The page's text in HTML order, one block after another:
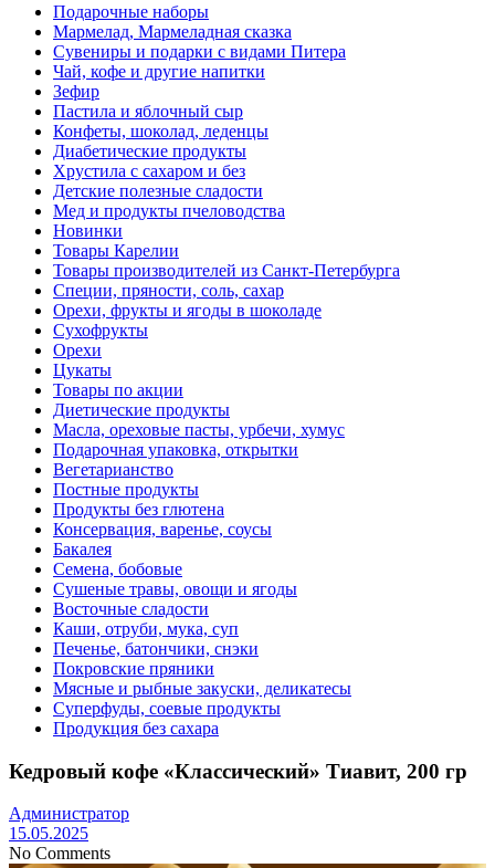
Подарочные наборы
Мармелад, Мармеладная сказка
Сувениры и подарки с видами Питера
Чай, кофе и другие напитки
Зефир
Пастила и яблочный сыр
Конфеты, шоколад, леденцы
Диабетические продукты
Хрустила с сахаром и без
Детские полезные сладости
Мед и продукты пчеловодства
Новинки
Товары Карелии
Товары производителей из Санкт-Петербурга
Специи, пряности, соль, сахар
Орехи, фрукты и ягоды в шоколаде
Сухофрукты
Орехи
Цукаты
Товары по акции
Диетические продукты
Масла, ореховые пасты, урбечи, хумус
Подарочная упаковка, открытки
Вегетарианство
Постные продукты
Продукты без глютена
Консервация, варенье, соусы
Бакалея
Семена, бобовые
Сушеные травы, овощи и ягоды
Восточные сладости
Каши, отруби, мука, суп
Печенье, батончики, снэки
Покровские пряники
Мясные и рыбные закуски, деликатесы
Суперфуды, соевые продукты
Продукция без сахара
Кедровый кофе «Классический» Тиавит, 200 гр
Администратор
15.05.2025
No Comments